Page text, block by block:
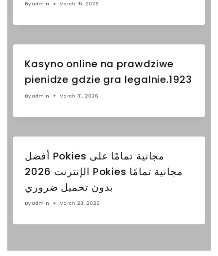
By admin March 15, 2026
Kasyno online na prawdziwe
pienidze gdzie gra legalnie.1923
By admin March 31, 2026
أفضل Pokies مجانية تمامًا على
الإنترنت 2026 Pokies مجانية تمامًا
بدون تحميل ضروري
By admin March 23, 2026